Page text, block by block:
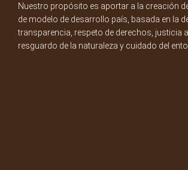
Nuestro propósito es aportar a la creación
de modelo de desarrollo país, basada en la
transparencia, respeto de derechos, justicia
resguardo de la naturaleza y cuidado del